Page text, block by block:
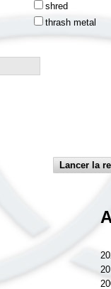
shred
thrash metal